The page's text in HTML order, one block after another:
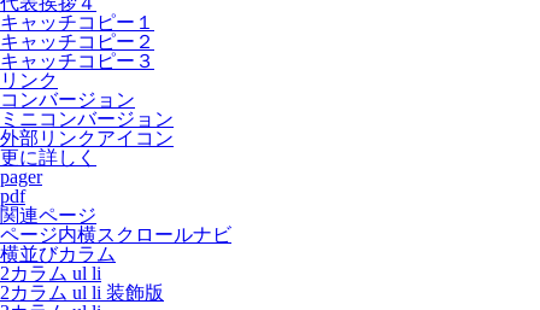
キャッチコピー１
キャッチコピー２
キャッチコピー３
リンク
コンバージョン
ミニコンバージョン
外部リンクアイコン
更に詳しく
pager
pdf
関連ページ
ページ内横スクロールナビ
横並びカラム
2カラム ul li
2カラム ul li 装飾版